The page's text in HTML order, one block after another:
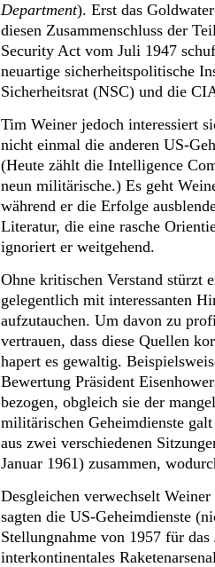
Department). Erst das
diesen Zusammenschluss der
Security Act vom Juli 1947
neuartige sicherheitspolitische
Sicherheitsrat (NSC) und die
Tim Weiner jedoch interessiert
nicht einmal die anderen US-
(Heute zählt die Intelligence
neun militärische.) Es geht
während er die Erfolge
Literatur, die eine rasche
ignoriert er weitgehend.
Ohne kritischen Verstand stürzt
gelegentlich mit interessanten
aufzutauchen. Um davon zu
vertrauen, dass diese Quellen
hapert es gewaltig.
Bewertung Präsident
bezogen, obgleich sie der
militärischen Geheimdienste
aus zwei verschiedenen
Januar 1961) zusammen,
Desgleichen verwechselt Weiner
sagten die US-Geheimdienste
Stellungnahme von 1957 für
interkontinentales